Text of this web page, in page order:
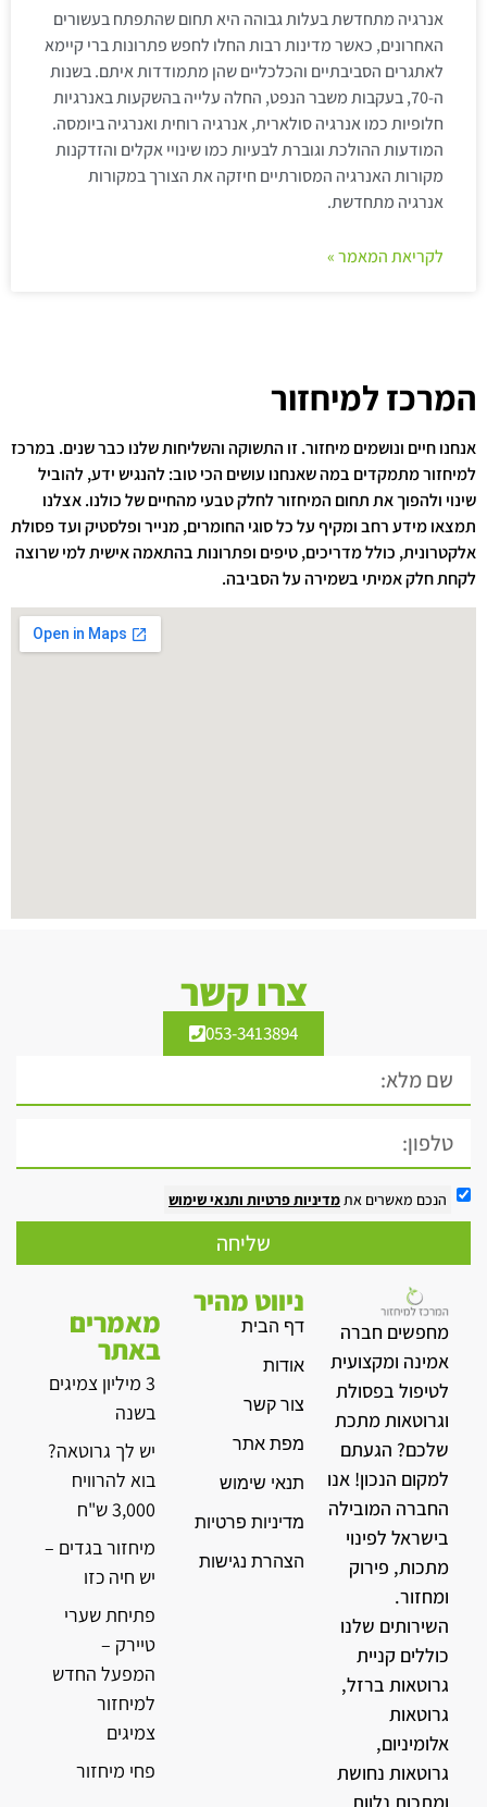
אנרגיה מתחדשת בעלות גבוהה היא תחום שהתפתח בעשורים
האחרונים, כאשר מדינות רבות החלו לחפש פתרונות ברי קיימא
לאתגרים הסביבתיים והכלכליים שהן מתמודדות איתם. בשנות
ה-70, בעקבות משבר הנפט, החלה עלייה בהשקעות באנרגיות
חלופיות כמו אנרגיה סולארית, אנרגיה רוחית ואנרגיה ביומסה.
המודעות ההולכת וגוברת לבעיות כמו שינויי אקלים והזדקנות
מקורות האנרגיה המסורתיים חיזקה את הצורך במקורות
אנרגיה מתחדשת.
לקריאת המאמר »
המרכז למיחזור
אנחנו חיים ונושמים מיחזור. זו התשוקה והשליחות שלנו כבר שנים. במרכז
למיחזור מתמקדים במה שאנחנו עושים הכי טוב: להנגיש ידע, להוביל
שינוי ולהפוך את תחום המיחזור לחלק טבעי מהחיים של כולנו. אצלנו
תמצאו מידע רחב ומקיף על כל סוגי החומרים, מנייר ופלסטיק ועד פסולת
אלקטרונית, כולל מדריכים, טיפים ופתרונות בהתאמה אישית למי שרוצה
לקחת חלק אמיתי בשמירה על הסביבה.
צרו קשר
053-3413894
הנכם מאשרים אתמדיניות פרטיות ותנאי שימוש
שליחה
מחפשים חברה
אמינה ומקצועית
לטיפול בפסולת
וגרוטאות מתכת
שלכם? הגעתם
למקום הנכון! אנו
החברה המובילה
בישראל לפינוי
מתכות, פירוק
ומחזור.
השירותים שלנו
כוללים קניית
גרוטאות ברזל,
גרוטאות
אלומיניום,
גרוטאות נחושת
ניווט מהיר
דף הבית
אודות
צור קשר
מפת אתר
תנאי שימוש
מדיניות פרטיות
הצהרת נגישות
מאמרים
באתר
3 מיליון צמיגים
בשנה
יש לך גרוטאה?
בוא להרוויח
3,000 ש"ח
מיחזור בגדים –
יש חיה כזו
פתיחת שערי
טיירק –
המפעל החדש
למיחזור
צמיגים
פחי מיחזור